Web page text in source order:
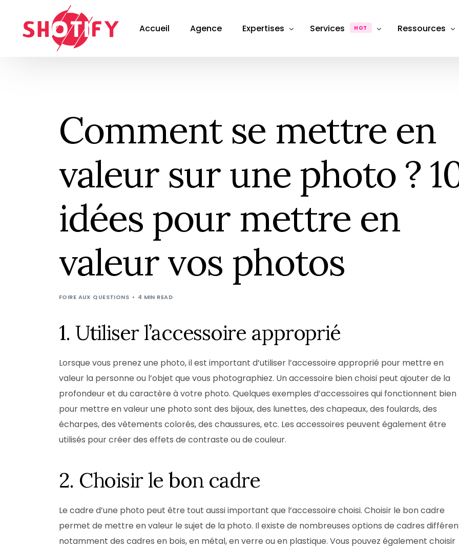
Accueil Agence Expertises Services HOT
Retouche & Post-production
Product &#038; image retouching
Photography studio rental
Shooting photo
Box Shooting Anniversaire
Séance Photo anniversaire à thème
Box Shooting Maman & Moi
Séance Photo à Thème Fête Des
Ressources
Photographie
Comment se mettre en
valeur sur une photo ?
idées pour mettre en
valeur vos photos
FOIRE AUX QUESTIONS 4 MIN READ
1. Utiliser l’accessoire approprié
Lorsque vous prenez une photo, il est important d’utiliser l’accessoire approprié pour mettre en
valeur la personne ou l’objet que vous photographiez. Un accessoire bien choisi peut ajouter de la
profondeur et du caractère à votre photo. Quelques exemples d’accessoires qui fonctionnent bien
pour mettre en valeur une photo sont des bijoux, des lunettes, des chapeaux, des foulards, des
écharpes, des vêtements colorés, des chaussures, etc. Les accessoires peuvent également être
utilisés pour créer des effets de contraste ou de couleur.
2. Choisir le bon cadre
Le cadre d’une photo peut être tout aussi important que l’accessoire choisi. Choisir le bon cadre
permet de mettre en valeur le sujet de la photo. Il existe de nombreuses options de cadres
notamment des cadres en bois, en métal, en verre ou en plastique. Vous pouvez également choisir